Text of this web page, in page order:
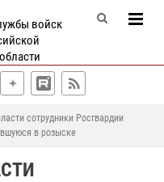
войск
сотрудники Росгвардии
в розыске